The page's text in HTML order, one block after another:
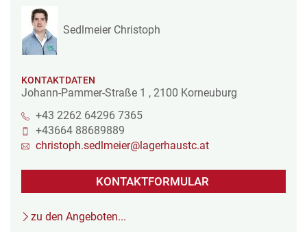
Sedlmeier Christoph
KONTAKTDATEN
Johann-Pammer-Straße 1 , 2100 Korneuburg
+43 2262 64296 7365
+43664 88689889
christoph.sedlmeier@lagerhaustc.at
KONTAKTFORMULAR
zu den Angeboten...